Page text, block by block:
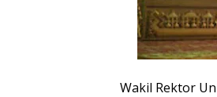
Wakil Rektor